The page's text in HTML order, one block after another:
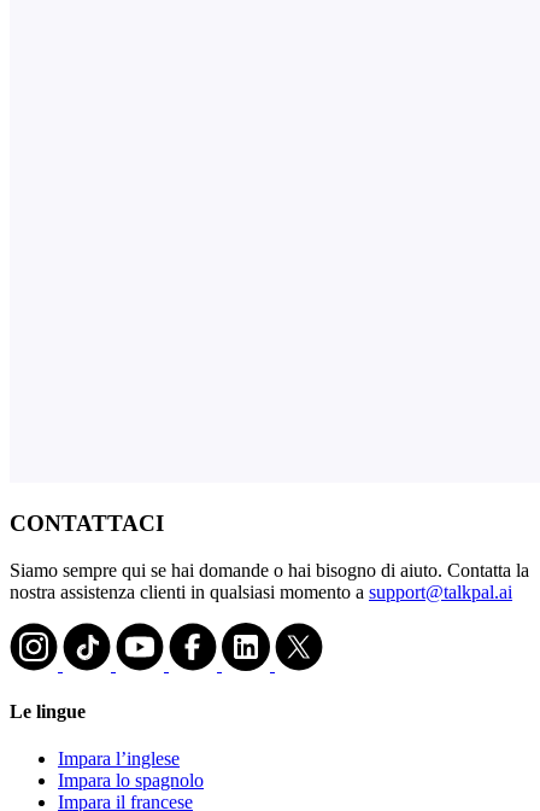
CONTATTACI
Siamo sempre qui se hai domande o hai bisogno di aiuto. Contatta la
nostra assistenza clienti in qualsiasi momento a support@talkpal.ai
Le lingue
Impara l’inglese
Impara lo spagnolo
Impara il francese